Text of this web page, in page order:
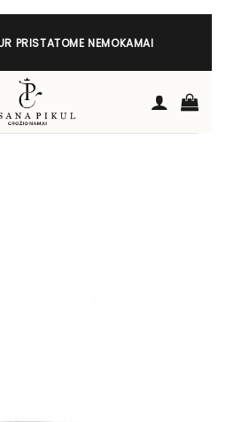
PRISTATOME NEMOKAMAI